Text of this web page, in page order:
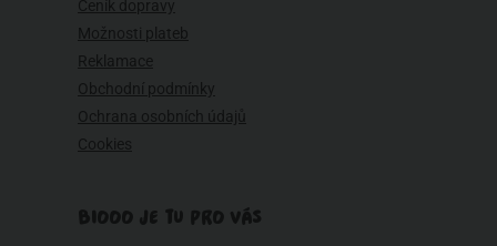
Ceník dopravy
Možnosti plateb
Reklamace
Obchodní podmínky
Ochrana osobních údajů
Cookies
BIOOO JE TU PRO VÁS